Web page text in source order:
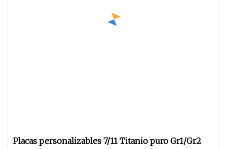
Placas personalizables 7/11 Titanio puro Gr1/Gr2